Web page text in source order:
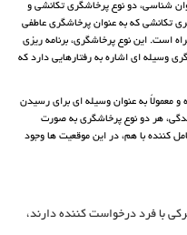
شناسی، دو نوع پرخاشگری تکانشی و
تکانشی که به عنوان پرخاشگری عاطفی
است. این نوع پرخاشگری، برنامه ریزی
وسیله ای اشاره به رفتارهایی دارد که
معمولاً به عنوان وسیله ای برای رسیدن
هر دو نوع پرخاشگری به صورت
کننده با هم، در این موقعیت ها وجود
با فرد درخواست کننده دارند،